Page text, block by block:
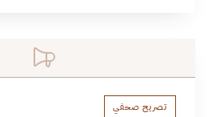
تصريح صحفي